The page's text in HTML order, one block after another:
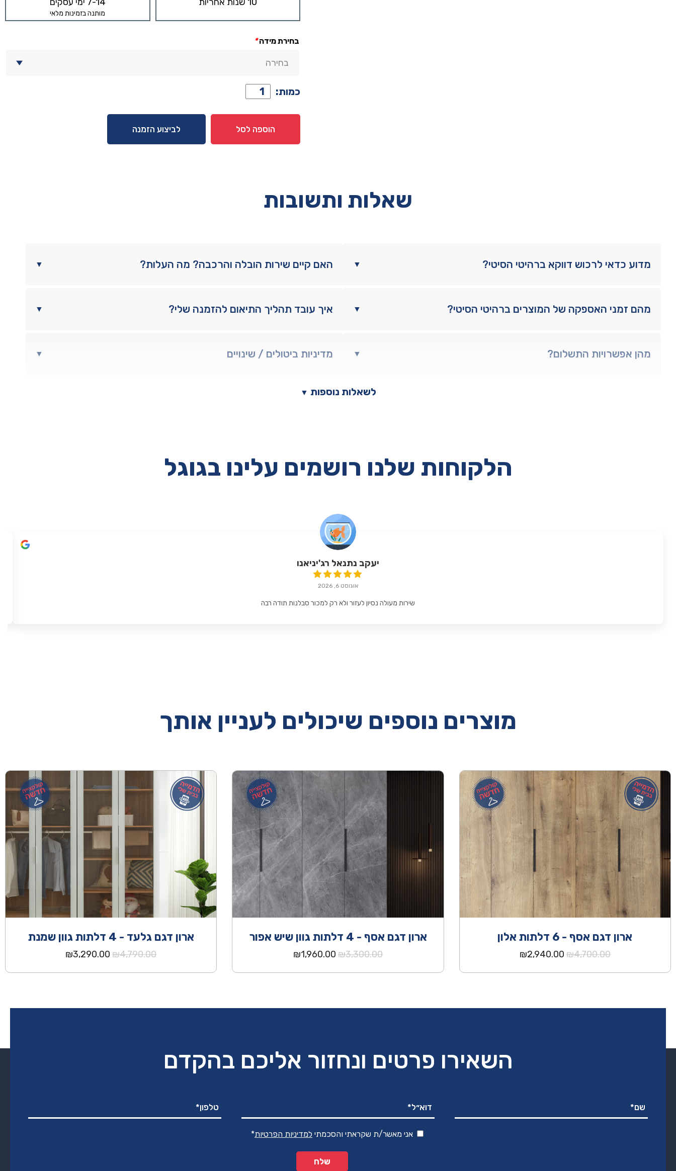
מותנה בזמינות מלאי
בחירת מידה*
כמות: כמות
של
ארון
דגם
לבן
הוספה לסל לביצוע הזמנה
שאלות ותשובות
▼ מדוע כדאי לרכוש דווקא ברהיטי הסיטי? ▼ האם קיים שירות הובלה והרכבה? מה העלות?
▼ מהם זמני האספקה של המוצרים ברהיטי הסיטי? ▼ איך עובד תהליך התיאום להזמנה שלי?
▼ מהן אפשרויות התשלום? ▼ מדיניות ביטולים / שינויים
▼ לשאלות נוספות
הלקוחות שלנו רושמים עלינו בגוגל
יעקב נתנאל רג'יניאנו
אוגוסט 6, 2026
שירות מעולה נסיון לעזור ולא רק למכור סבלנות תודה רבה
מוצרים נוספים שיכולים לעניין אותך
ארון דגם אסף - 6 דלתות אלון
₪4,700.00
המחיר
היה:
₪2,940.00
הוא:
ארון דגם אסף - 4 דלתות גוון שיש אפור
₪3,300.00
המחיר
היה:
₪1,960.00
המחיר
הוא:
ארון דגם גלעד - 4 דלתות גוון שמנת
₪4,790.00
המחיר
היה:
₪3,290.00
המחיר
הוא:
השאירו פרטים ונחזור אליכם בהקדם
אני מאשר/ת שקראתי והסכמתי למדיניות הפרטיות*